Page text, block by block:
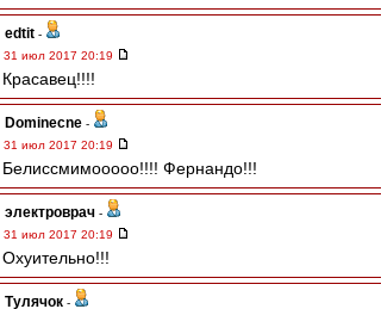
edtit -
31 июл 2017 20:19
Красавец!!!!
Dominecne -
31 июл 2017 20:19
Белиссмимооооо!!!! Фернандо!!!
электроврач -
31 июл 2017 20:19
Охуительно!!!
Тулячок -